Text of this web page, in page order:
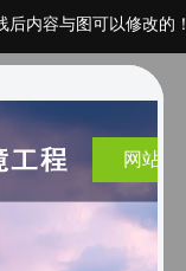
内容与图可以修改的！